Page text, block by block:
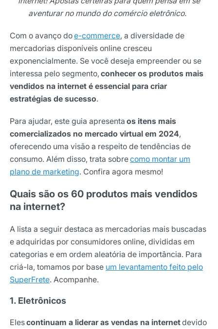
aventurar no mundo do comércio eletrônico.
Com o avanço doe-commerce, a diversidade de
mercadorias disponíveis online cresceu
exponencialmente. Se você deseja empreender ou se
interessa pelo segmento, conhecer os produtos mais
vendidos na internet é essencial para criar
estratégias de sucesso.
Para ajudar, este guia apresenta os itens mais
comercializados no mercado virtual em 2024,
oferecendo uma visão a respeito de tendências de
consumo. Além disso, trata sobrecomo montar um
plano de marketing. Confira agora mesmo!
Quais são os 60 produtos mais vendidos
na internet?
A lista a seguir destaca as mercadorias mais buscadas
e adquiridas por consumidores online, divididas em
categorias e em ordem aleatória de importância. Para
criá-la, tomamos por base um levantamento feito pelo
SuperFrete. Acompanhe.
1. Eletrônicos
Elescontinuam a liderar as vendas na internetdevido